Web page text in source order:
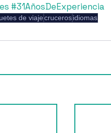
#31AñosDeExperiencia
de viajecrucerosidiomas